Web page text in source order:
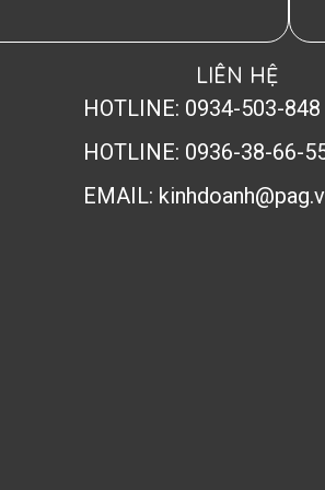
LIÊN HỆ
HOTLINE: 0934-503-848
HOTLINE: 0936-38-66-
EMAIL: